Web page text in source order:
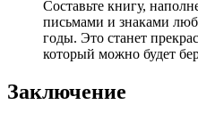
Составьте книгу,
письмами и знаками
годы. Это станет
который можно будет
Заключение